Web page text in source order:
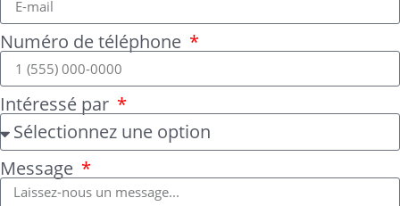
Numéro de téléphone
Intéressé par
Message